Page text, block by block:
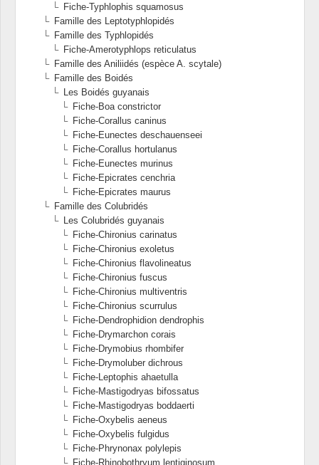
Fiche-Typhlophis squamosus
Famille des Leptotyphlopidés
Famille des Typhlopidés
Fiche-Amerotyphlops reticulatus
Famille des Aniliidés (espèce A. scytale)
Famille des Boidés
Les Boidés guyanais
Fiche-Boa constrictor
Fiche-Corallus caninus
Fiche-Eunectes deschauenseei
Fiche-Corallus hortulanus
Fiche-Eunectes murinus
Fiche-Epicrates cenchria
Fiche-Epicrates maurus
Famille des Colubridés
Les Colubridés guyanais
Fiche-Chironius carinatus
Fiche-Chironius exoletus
Fiche-Chironius flavolineatus
Fiche-Chironius fuscus
Fiche-Chironius multiventris
Fiche-Chironius scurrulus
Fiche-Dendrophidion dendrophis
Fiche-Drymarchon corais
Fiche-Drymobius rhombifer
Fiche-Drymoluber dichrous
Fiche-Leptophis ahaetulla
Fiche-Mastigodryas bifossatus
Fiche-Mastigodryas boddaerti
Fiche-Oxybelis aeneus
Fiche-Oxybelis fulgidus
Fiche-Phrynonax polylepis
Fiche-Rhinobothryum lentiginosum